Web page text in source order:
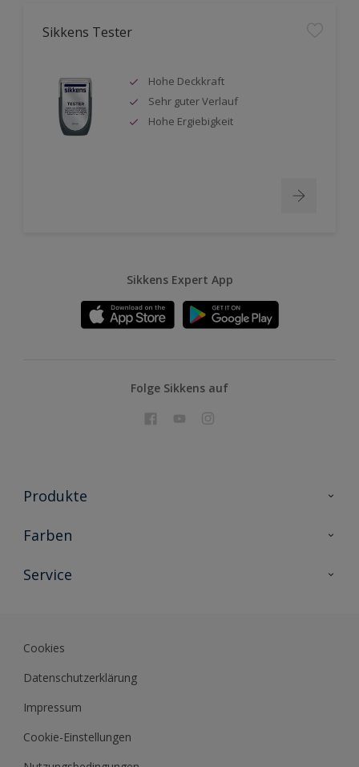
Sikkens Tester
Hohe Deckkraft
Sehr guter Verlauf
Hohe Ergiebigkeit
Sikkens Expert App
Folge Sikkens auf
Produkte
Holzschutz
Metallschutz
Farben
Farbkollektionen
Farb-Tools
Service
Sikkens Akademie
Datenblätter
Cookies
Datenschutzerklärung
Impressum
Cookie-Einstellungen